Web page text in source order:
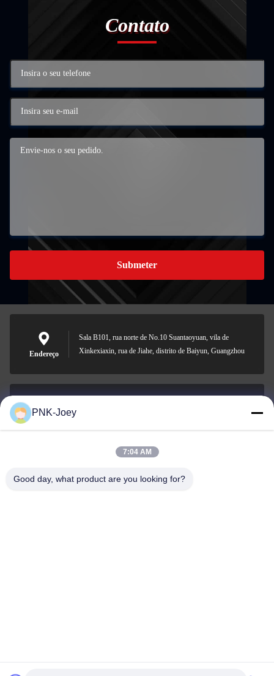
Contato
Submeter
Endereço
Sala B101, rua norte de No.10 Suantaoyuan, vila de
Xinkexiaxin, rua de Jiahe, distrito de Baiyun, Guangzhou
008613580404923
PNK-Joey
7:04 AM
Good day, what product are you looking for?